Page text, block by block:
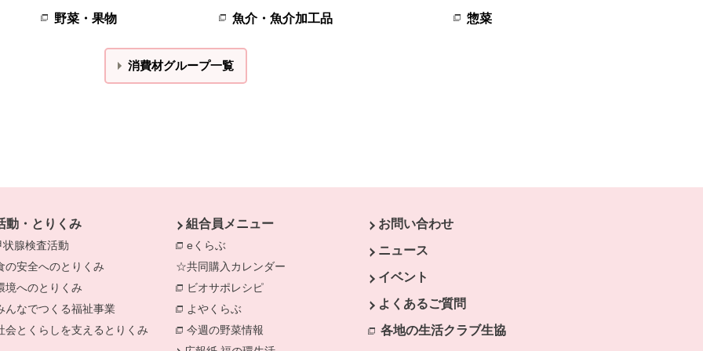
野菜・果物 魚介・魚介加工品 惣菜
消費材グループ一覧
ます。
動・とりくみ
状腺検査活動
の安全へのとりくみ 別のウィンドウで開きます。
境へのとりくみ 別のウィンドウで開きます。
んなでつくる福祉事業 別のウィンドウで開きます。
会とくらしを支えるとりくみ 別のウィンドウで開きます。
組合員メニュー
eくらぶ
☆共同購入カレンダー
別のウィンドウで開きます。
ビオサポレシピ 別のウィンドウで開きます。
よやくらぶ 別のウィンドウで開きます。
今週の野菜情報 別のウィンドウで開きます。
お問い合わせ
ニュース
イベント
よくあるご質問
各地の生活クラブ生協